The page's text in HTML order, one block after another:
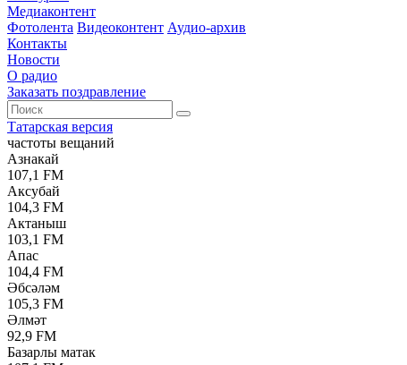
Медиаконтент
Фотолента Видеоконтент Аудио-архив
Контакты
Новости
О радио
Заказать поздравление
Татарская версия
частоты вещаний
Азнакай
107,1 FM
Аксубай
104,3 FM
Актаныш
103,1 FM
Апас
104,4 FM
Әбсәләм
105,3 FM
Әлмәт
92,9 FM
Базарлы матак